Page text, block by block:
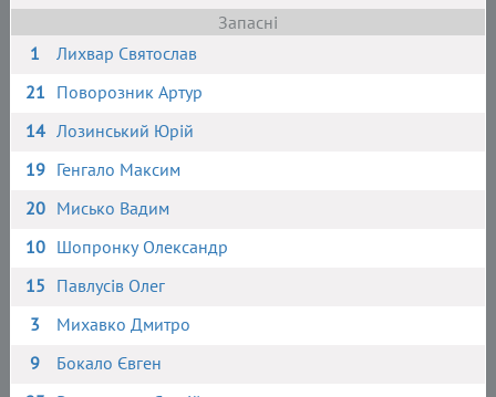
Запасні
1
Лихвар Святослав
21 Поворозник Артур
14 Лозинський Юрій
19 Генгало Максим
20 Мисько Вадим
10 Шопронку Олександр
15 Павлусів Олег
3
Михавко Дмитро
9
Бокало Євген